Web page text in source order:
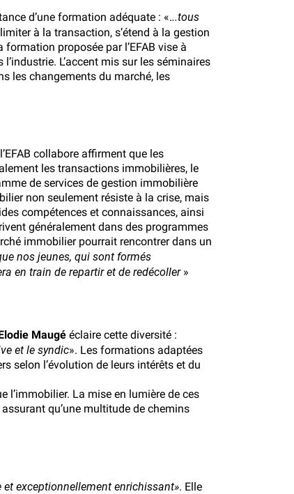
d’une formation adéquate : «...tous
à la transaction, s’étend à la gestion
formation proposée par l’EFAB vise à
L’accent mis sur les séminaires
les changements du marché, les
collabore affirment que les
les transactions immobilières, le
de services de gestion immobilière
non seulement résiste à la crise, mais
compétences et connaissances, ainsi
généralement dans des programmes
immobilier pourrait rencontrer dans un
nos jeunes, qui sont formés
en train de repartir et de redécoller»
Maugé éclaire cette diversité :
et le syndic». Les formations adaptées
selon l’évolution de leurs intérêts et du
La mise en lumière de ces
qu’une multitude de chemins
exceptionnellement enrichissant». Elle